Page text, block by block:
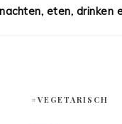
eten, drinken
#VEGETARISCH